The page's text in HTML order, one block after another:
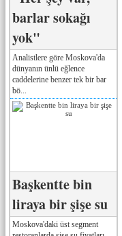
barlar sokağı
yok"
Analistlere göre Moskova'da
dünyanın ünlü eğlence
caddelerine benzer tek bir bar
bö...
Başkentte bin
liraya bir şişe su
Moskova'daki üst segment